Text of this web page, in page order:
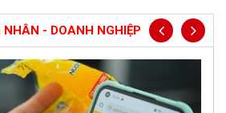
- DOANH NGHIỆP